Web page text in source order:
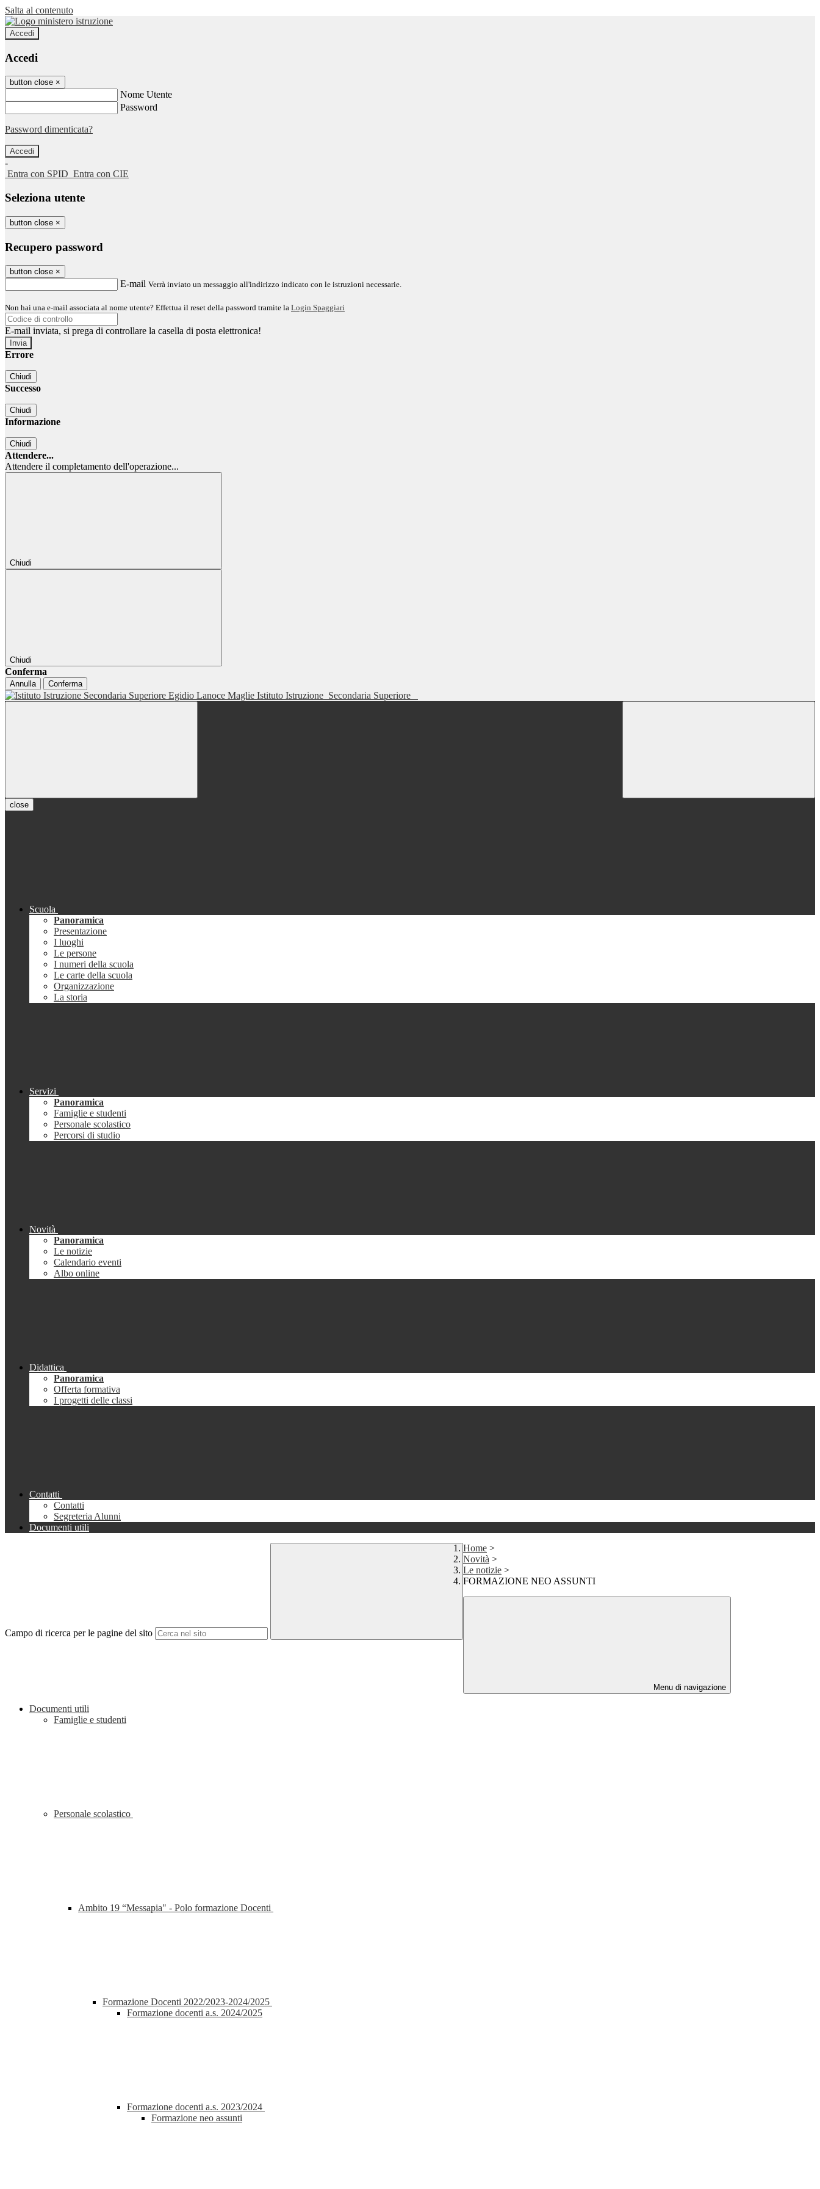
Salta al contenuto
Accedi
Accedi
button close ×
Nome Utente
Password
Password dimenticata?
-
Entra con SPID Entra con CIE
Seleziona utente
button close ×
Recupero password
button close ×
E-mail Verrà inviato un messaggio all'indirizzo indicato con le istruzioni necessarie.
Non hai una e-mail associata al nome utente? Effettua il reset della password tramite la Login Spaggiari
E-mail inviata, si prega di controllare la casella di posta elettronica!
Errore
Chiudi
Successo
Chiudi
Informazione
Chiudi
Attendere...
Attendere il completamento dell'operazione...
Chiudi
Chiudi
Conferma
Annulla Conferma
Istituto Istruzione Secondaria Superiore
close
Scuola
Panoramica
Presentazione
I luoghi
Le persone
I numeri della scuola
Le carte della scuola
Organizzazione
La storia
Servizi
Panoramica
Famiglie e studenti
Personale scolastico
Percorsi di studio
Novità
Panoramica
Le notizie
Calendario eventi
Albo online
Didattica
Panoramica
Offerta formativa
I progetti delle classi
Contatti
Contatti
Segreteria Alunni
Documenti utili
Campo di ricerca per le pagine del sito
Home >
Novità >
Le notizie >
FORMAZIONE NEO ASSUNTI
Menu di navigazione
Documenti utili
Famiglie e studenti
Personale scolastico
Ambito 19 “Messapia" - Polo formazione Docenti
Formazione Docenti 2022/2023-2024/2025
Formazione docenti a.s. 2024/2025
Formazione docenti a.s. 2023/2024
Formazione neo assunti